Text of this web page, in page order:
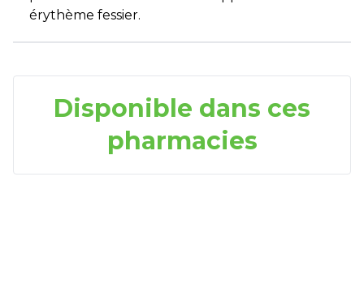
érythème fessier.
Disponible dans ces
pharmacies